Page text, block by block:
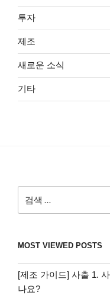
투자
제조
새로운 소식
기타
색:
MOST VIEWED POSTS
[제조 가이드] 사출 1.
나요?